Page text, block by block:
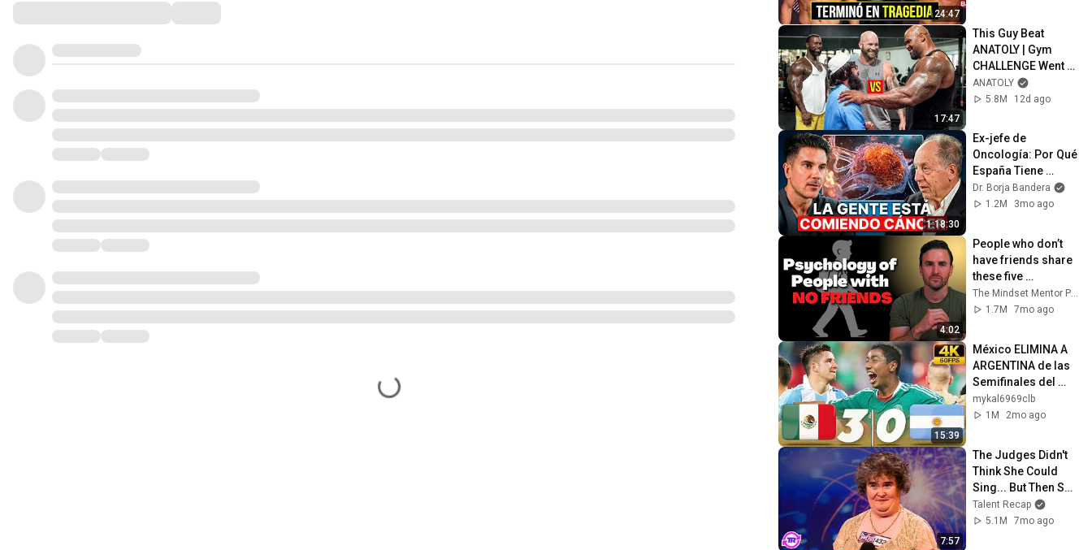
24:47
17:47
This Guy Beat
ANATOLY | Gym
CHALLENGE Went
Wrong
ANATOLY
5.8M
12d ago
1:18:30
Ex-jefe de
Oncología: Por Qué
España Tiene
Tantos Casos de
Cáncer (la
plato)
Dr. Borja Bandera
1.2M
3mo ago
4:02
People who don’t
have friends share
these five
personality traits
The Mindset Mentor Podcast
1.7M
7mo ago
15:39
México ELIMINA A
ARGENTINA de las
Semifinales del
Mundial con una
victoria aplastante
mykal6969clb
1M
2mo ago
7:57
The Judges Didn't
Think She Could
Sing... But Then She
Opened Her Mouth!
Talent Recap
5.1M
7mo ago